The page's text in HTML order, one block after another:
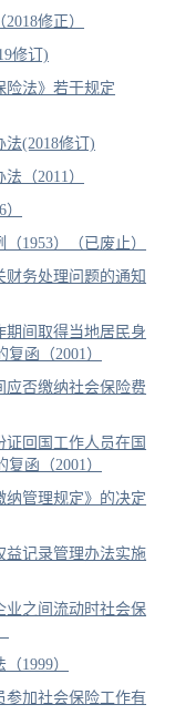
修正）
修订)
险法》若干规定
(2018修订)
（2011）
1953）（已废止）
财务处理问题的通知
期间取得当地居民身
函（2001）
应否缴纳社会保险费
回国工作人员在国
函（2001）
纳管理规定》的决定
益记录管理办法实施
业之间流动时社会保
1999）
参加社会保险工作有